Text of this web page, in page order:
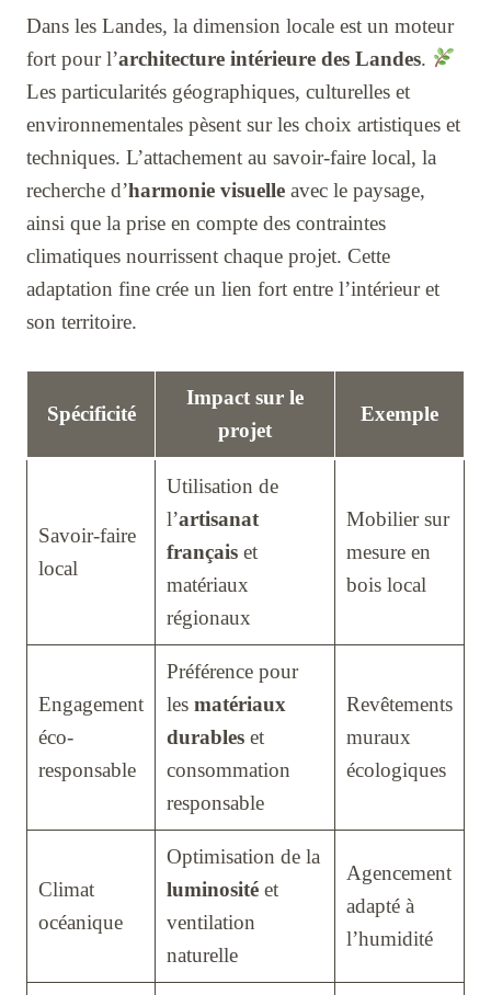
Dans les Landes, la dimension locale est un moteur
fort pour l’architecture intérieure des Landes.
Les particularités géographiques, culturelles et
environnementales pèsent sur les choix artistiques et
techniques. L’attachement au savoir-faire local, la
recherche d’harmonie visuelle avec le paysage,
ainsi que la prise en compte des contraintes
climatiques nourrissent chaque projet. Cette
adaptation fine crée un lien fort entre l’intérieur et
son territoire.
Spécificité
Impact sur le
projet
Exemple
Savoir-faire
local
Utilisation de
l’artisanat
françaiset
matériaux
régionaux
Mobilier sur
mesure en
bois local
Engagement
éco-
responsable
Préférence pour
les matériaux
durableset
consommation
responsable
Revêtements
muraux
écologiques
Climat
océanique
Optimisation de la
luminositéet
ventilation
naturelle
Agencement
adapté à
l’humidité